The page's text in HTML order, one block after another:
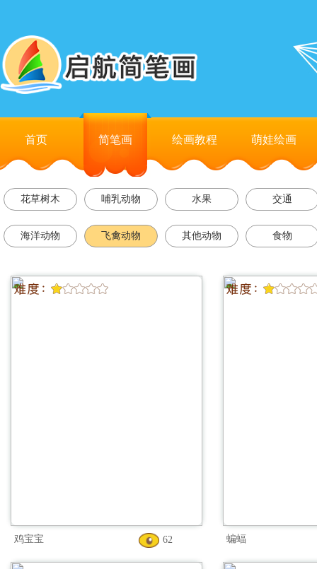
首页 简笔画 绘画教程 萌娃绘画
花草树木 哺乳动物 水果 交通
海洋动物 飞禽动物 其他动物 食物
鸡宝宝 62 蝙蝠